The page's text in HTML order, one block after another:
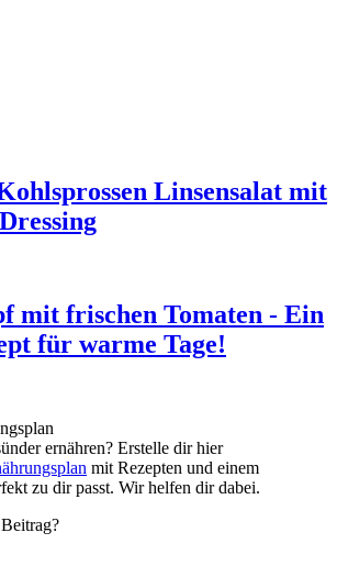
Linsensalat mit
mit frischen Tomaten - Ein
für warme Tage!
ernähren? Erstelle dir hier
mit Rezepten und einem
zu dir passt. Wir helfen dir dabei.